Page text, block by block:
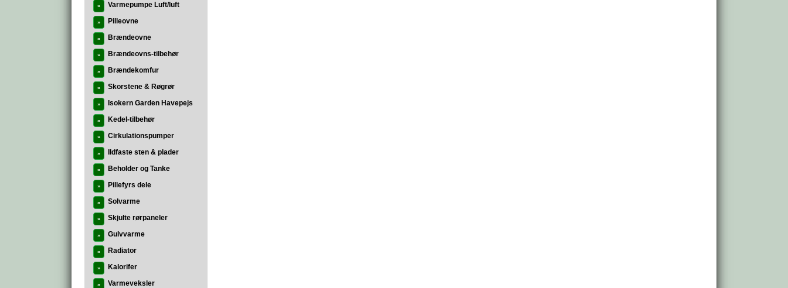
» Varmepumpe Luft/luft
» Pilleovne
» Brændeovne
» Brændeovns-tilbehør
» Brændekomfur
» Skorstene & Røgrør
» Isokern Garden Havepejs
» Kedel-tilbehør
» Cirkulationspumper
» Ildfaste sten & plader
» Beholder og Tanke
» Pillefyrs dele
» Solvarme
» Skjulte rørpaneler
» Gulvvarme
» Radiator
» Kalorifer
» Varmeveksler